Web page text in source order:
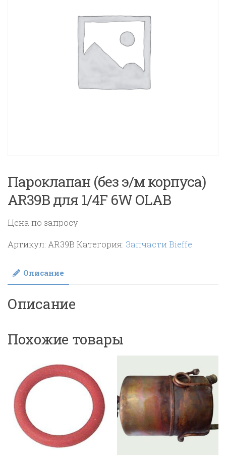
Пароклапан (без э/м корпуса)
AR39B для 1/4F 6W OLAB
Цена по запросу
Артикул: AR39B Категория: Запчасти Bieffe
Описание
Описание
Похожие товары